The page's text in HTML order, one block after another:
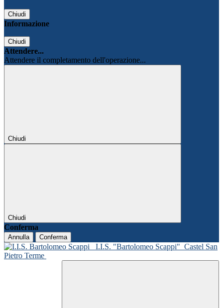
Chiudi
Informazione
Chiudi
Attendere...
Attendere il completamento dell'operazione...
Chiudi
Chiudi
Conferma
Annulla Conferma
I.I.S. "Bartolomeo Scappi" Castel San
Pietro Terme